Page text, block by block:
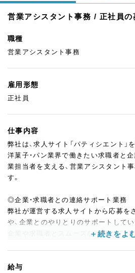
営業アシスタント事務 / 正社員の
職種
営業アシスタント事務
雇用形態
正社員
仕事内容
弊社は、求人サイト「パティシエント」
洋菓子・パン業界で働きたい求職者と
業担当者を支える、営業アシスタント
す。
◎企業・求職者との連絡サポート業務
弊社が運営する求人サイトから応募を
や、企業とのやりとりのサポートしてい
企業や求職者とスムーズなやりとりがで
給与